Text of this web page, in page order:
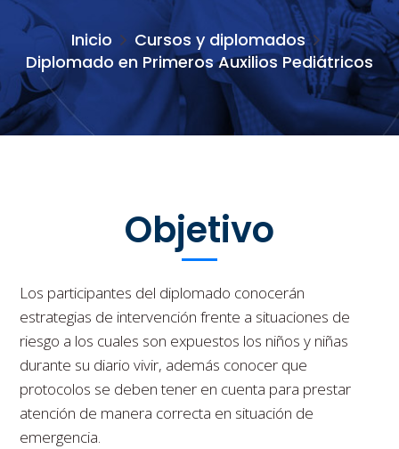
Inicio
Cursos y diplomados
Diplomado en Primeros Auxilios Pediátricos
Objetivo
Los participantes del diplomado conocerán
estrategias de intervención frente a situaciones de
riesgo a los cuales son expuestos los niños y niñas
durante su diario vivir, además conocer que
protocolos se deben tener en cuenta para prestar
atención de manera correcta en situación de
emergencia.